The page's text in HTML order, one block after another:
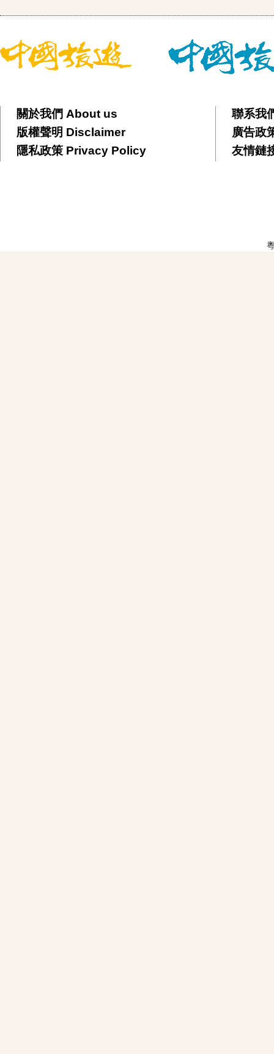
關於我們 About us
版權聲明 Disclaimer
隱私政策 Privacy Policy
聯系我
廣告政
友情鏈